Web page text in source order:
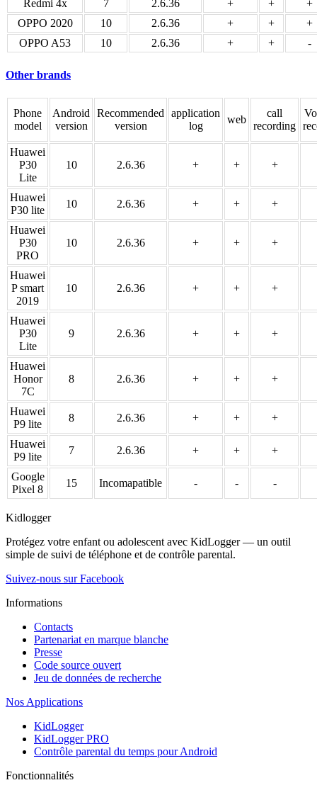
Redmi 4x 7 2.6.36 + +
+
OPPO 2020
10 2.6.36 + +
+
OPPO A53
10 2.6.36 + + -
Other brands
Phone
model
Android
version
Recommended
version
application
log
web
call
recording
Huawei
P30
Lite
10 2.6.36 + + +
Huawei
P30 lite
10 2.6.36 + + +
Huawei
P30
PRO
10 2.6.36 + + +
Huawei
P smart
2019
10 2.6.36 + + +
Huawei
P30
Lite
9 2.6.36 + + +
Huawei
Honor
7C
8 2.6.36 + + +
Huawei
P9 lite
8 2.6.36 + + +
Huawei
P9 lite
7 2.6.36 + + +
Google
Pixel 8
15 Incomapatible - - -
Kidlogger
Protégez votre enfant ou adolescent avec KidLogger — un outil
simple de suivi de téléphone et de contrôle parental.
Suivez-nous sur Facebook
Informations
Contacts
Partenariat en marque blanche
Presse
Code source ouvert
Jeu de données de recherche
Nos Applications
KidLogger
KidLogger PRO
Contrôle parental du temps pour Android
Fonctionnalités